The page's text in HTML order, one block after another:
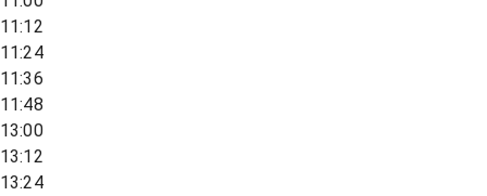
11:12
11:24
11:36
11:48
13:00
13:12
13:24